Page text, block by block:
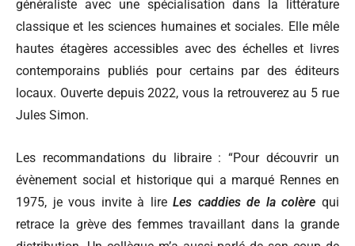
généraliste avec une spécialisation dans la littérature
classique et les sciences humaines et sociales. Elle mêle
hautes étagères accessibles avec des échelles et livres
contemporains publiés pour certains par des éditeurs
locaux. Ouverte depuis 2022, vous la retrouverez au 5 rue
Jules Simon.
Les recommandations du libraire : “Pour découvrir un
évènement social et historique qui a marqué Rennes en
1975, je vous invite à lireLes caddies de la colère qui
retrace la grève des femmes travaillant dans la grande